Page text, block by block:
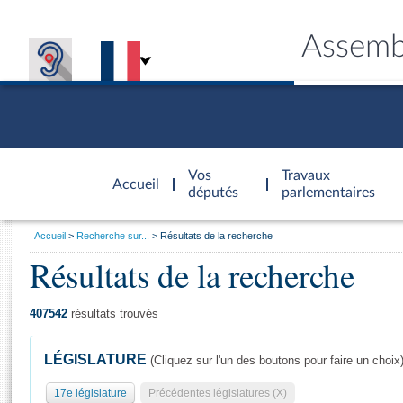
Accueil
d'accueil
Vos
députés
Travaux
parlementaires
Général
Vous
Accueil Recherche sur... Résultats de la recherche
Résultats de la recherche
407542 résultats trouvés
LÉGISLATURE (Cliquez sur l'un des boutons pour faire un choix)
17e législature Précédentes législatures (X)